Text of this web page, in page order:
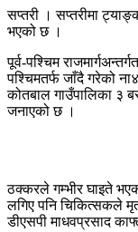
सप्तरी । सप्तरीमा
भएको छ ।
पूर्व-पश्चिम
पश्चिमतर्फ जाँदै गरेको
कोतबाल गाउँपालिका ३
जनाएको छ ।
ठक्करले गम्भीर घाइते
लगिए पनि चिकित्सकले
डीएसपी माधवप्रसाद